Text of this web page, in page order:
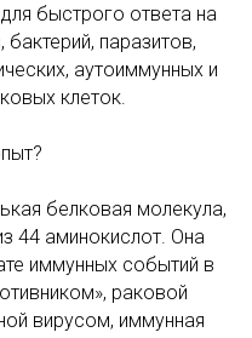
быстрого ответа на
паразитов,
аутоиммунных и
клеток.
белковая молекула,
44 аминокислот. Она
иммунных событий в
раковой
вирусом, иммунная